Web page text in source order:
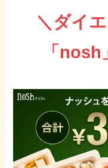
＼ダイ
「